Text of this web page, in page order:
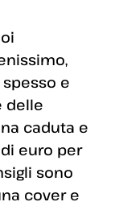
e
delle
caduta e
euro per
sono
cover e